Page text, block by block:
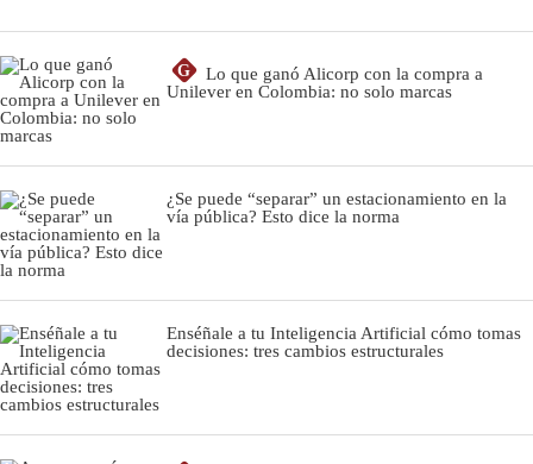
G
Lo que ganó Alicorp con la compra a
Unilever en Colombia: no solo marcas
¿Se puede “separar” un estacionamiento en la
vía pública? Esto dice la norma
Enséñale a tu Inteligencia Artificial cómo tomas
decisiones: tres cambios estructurales